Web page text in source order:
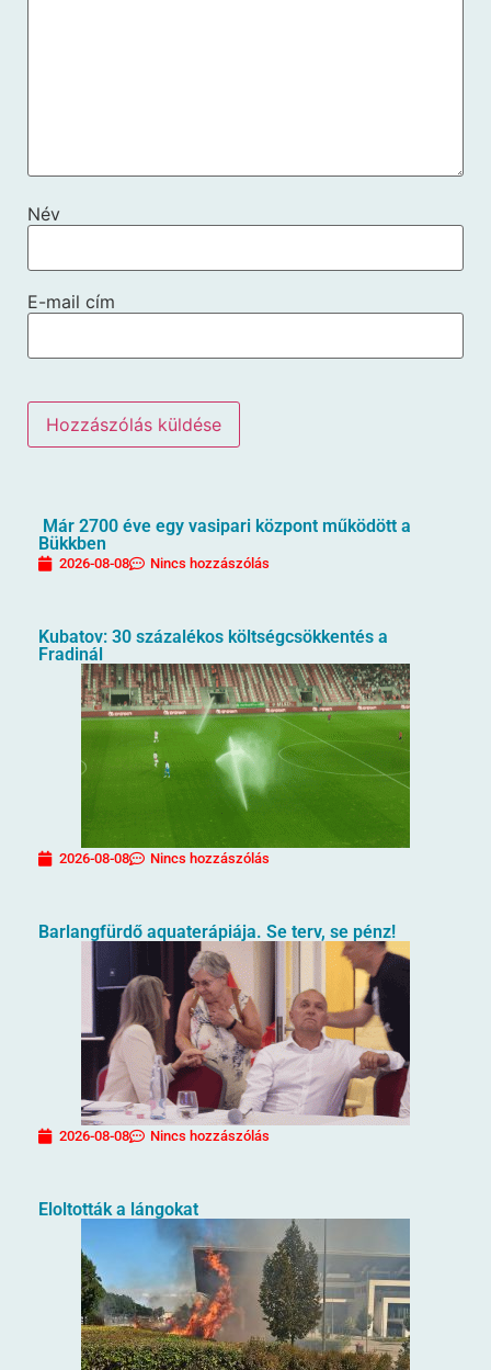
Név
E-mail cím
Már 2700 éve egy vasipari központ működött a
Bükkben
2026-08-08 Nincs hozzászólás
Kubatov: 30 százalékos költségcsökkentés a
Fradinál
2026-08-08 Nincs hozzászólás
Barlangfürdő aquaterápiája. Se terv, se pénz!
2026-08-08 Nincs hozzászólás
Eloltották a lángokat